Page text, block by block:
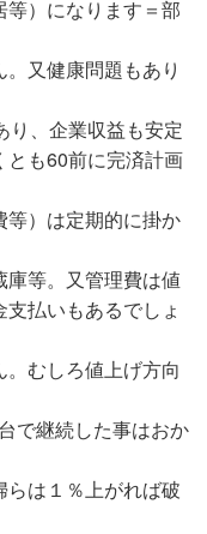
等）になります＝部
又健康問題もあり
り、企業収益も安定
も60前に完済計画
等）は定期的に掛か
等。又管理費は値
払いもあるでしょ
むしろ値上げ方向
で継続した事はおか
は１％上がれば破